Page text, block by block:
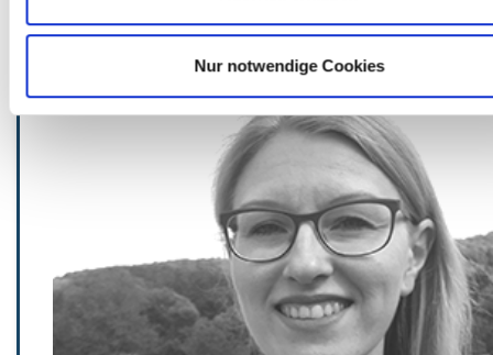
Nur notwendige Cookies
Katharina
Je vis mon rêve avec Ha-Ra parce que je suis moi-même
par les produits et parce que je veux inspirer les autres de la